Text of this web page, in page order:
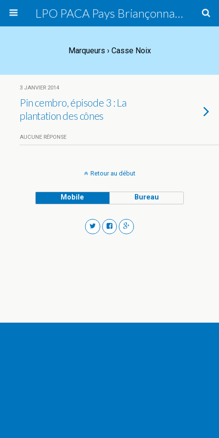
LPO PACA Pays Briançonnais, groupe local
Marqueurs › Casse Noix
3 JANVIER 2014
Pin cembro, épisode 3 : La
plantation des cônes
AUCUNE RÉPONSE
Retour au début
Mobile Bureau